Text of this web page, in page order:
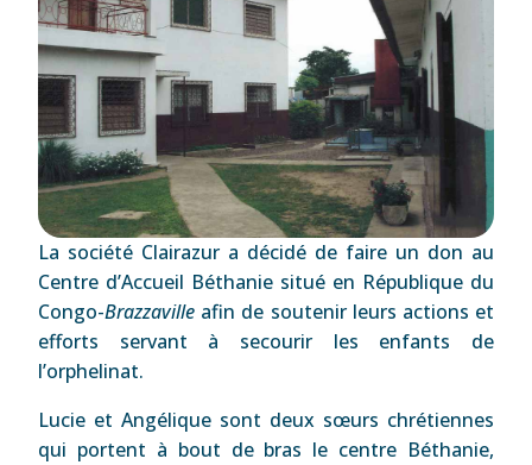
La société Clairazur a décidé de faire un don au
Centre d’Accueil Béthanie situé en République du
Congo-Brazzaville afin de soutenir leurs actions et
efforts servant à secourir les enfants de
l’orphelinat.
Lucie et Angélique sont deux sœurs chrétiennes
qui portent à bout de bras le centre Béthanie,